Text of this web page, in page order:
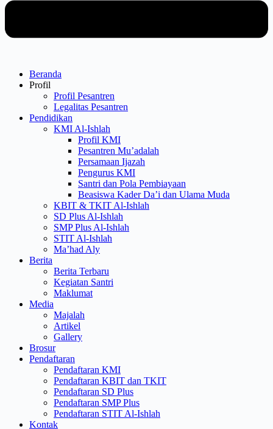
Beranda
Profil
Profil Pesantren
Legalitas Pesantren
Pendidikan
KMI Al-Ishlah
Profil KMI
Pesantren Mu’adalah
Persamaan Ijazah
Pengurus KMI
Santri dan Pola Pembiayaan
Beasiswa Kader Da’i dan Ulama Muda
KBIT & TKIT Al-Ishlah
SD Plus Al-Ishlah
SMP Plus Al-Ishlah
STIT Al-Ishlah
Ma’had Aly
Berita
Berita Terbaru
Kegiatan Santri
Maklumat
Media
Majalah
Artikel
Gallery
Brosur
Pendaftaran
Pendaftaran KMI
Pendaftaran KBIT dan TKIT
Pendaftaran SD Plus
Pendaftaran SMP Plus
Pendaftaran STIT Al-Ishlah
Kontak